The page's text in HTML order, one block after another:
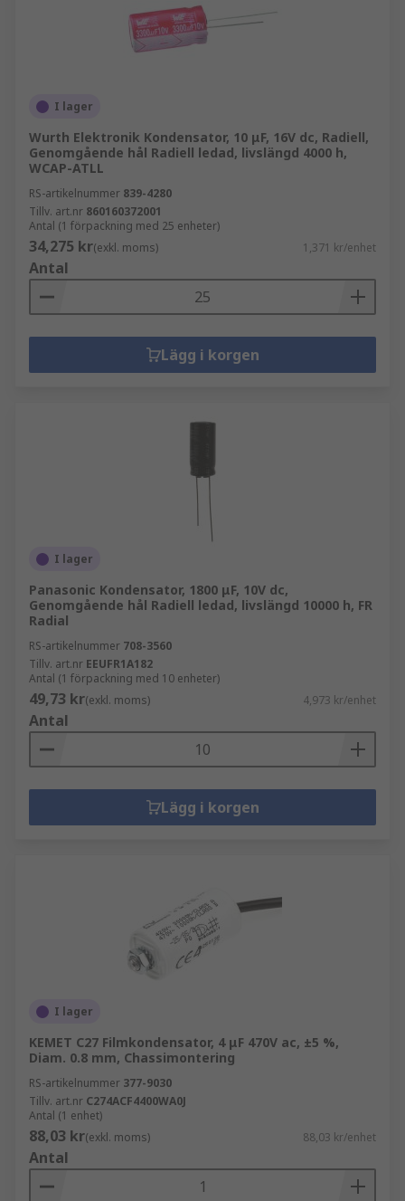
I lager
Wurth Elektronik Kondensator, 10 μF, 16V dc, Radiell,
Genomgående hål Radiell ledad, livslängd 4000 h,
WCAP-ATLL
RS-artikelnummer 839-4280
Tillv. art.nr 860160372001
Antal (1 förpackning med 25 enheter)
34,275 kr(exkl. moms) 1,371 kr/enhet
Antal
Lägg i korgen
I lager
Panasonic Kondensator, 1800 μF, 10V dc,
Genomgående hål Radiell ledad, livslängd 10000 h, FR
Radial
RS-artikelnummer 708-3560
Tillv. art.nr EEUFR1A182
Antal (1 förpackning med 10 enheter)
49,73 kr(exkl. moms) 4,973 kr/enhet
Antal
Lägg i korgen
I lager
KEMET C27 Filmkondensator, 4 μF 470V ac, ±5 %,
Diam. 0.8 mm, Chassimontering
RS-artikelnummer 377-9030
Tillv. art.nr C274ACF4400WA0J
Antal (1 enhet)
88,03 kr(exkl. moms) 88,03 kr/enhet
Antal